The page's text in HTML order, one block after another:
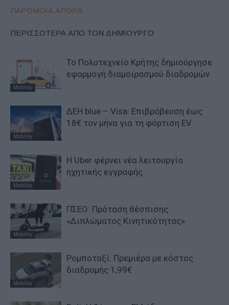
ΠΑΡΟΜΟΙΑ ΑΡΘΡΑ
ΠΕΡΙΣΣΟΤΕΡΑ ΑΠΟ ΤΟΝ ΔΗΜΙΟΥΡΓΟ
Mobility
Το Πολυτεχνείο Κρήτης δημιούργησε
εφαρμογή διαμοιρασμού διαδρομών
Mobility
ΔΕΗ blue – Visa: Eπιβράβευση έως
18€ τον μήνα για τη φόρτιση EV
Mobility
H Uber φέρνει νέα λειτουργία
ηχητικής εγγραφής
Mobility
ΠΣΕΟ: Πρόταση θέσπισης
«Διπλώματος Κινητικότητας»
Mobility
Ρομποταξί: Πρεμιέρα με κόστος
διαδρομής 1,99€